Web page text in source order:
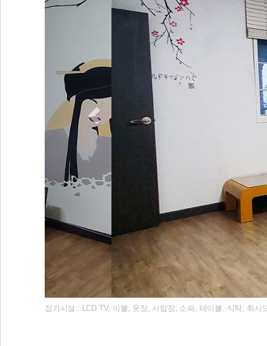
집기시설 : LCD TV, 이불, 옷장, 서랍장, 소파, 테이블, 식탁, 취